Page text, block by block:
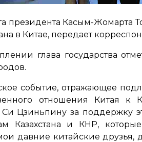
президента Касым-Жомарта
в Китае, передает
глава государства
событие, отражающее
отношения Китая к
Цзиньпину за поддержку
Казахстана и КНР,
давние китайские